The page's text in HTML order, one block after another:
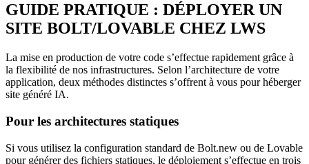
GUIDE PRATIQUE : DÉPLOYER UN
SITE BOLT/LOVABLE CHEZ LWS
La mise en production de votre code s’effectue rapidement grâce à
la flexibilité de nos infrastructures. Selon l’architecture de votre
application, deux méthodes distinctes s’offrent à vous pour héberger
site généré IA.
Pour les architectures statiques
Si vous utilisez la configuration standard de Bolt.new ou de Lovable
pour générer des fichiers statiques, le déploiement s’effectue en trois